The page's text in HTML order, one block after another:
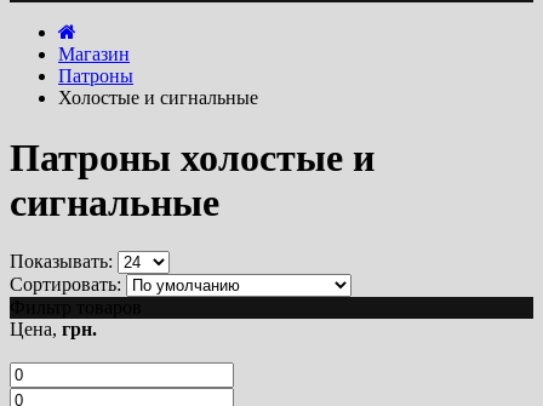
Магазин
Патроны
Холостые и сигнальные
Патроны холостые и
сигнальные
Показывать:
Сортировать:
Цена, грн.